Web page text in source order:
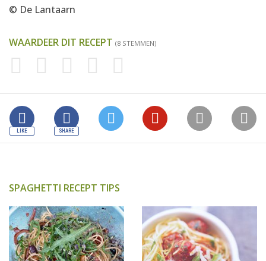
© De Lantaarn
WAARDEER DIT RECEPT (8 STEMMEN)
SPAGHETTI RECEPT TIPS